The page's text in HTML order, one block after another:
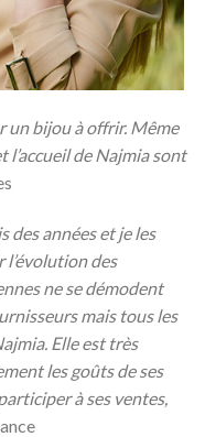
un bijou à offrir. Même
l’accueil de Najmia sont
des années et je les
l’évolution des
ne se démodent
mais tous les
Elle est très
les goûts de ses
à ses ventes,